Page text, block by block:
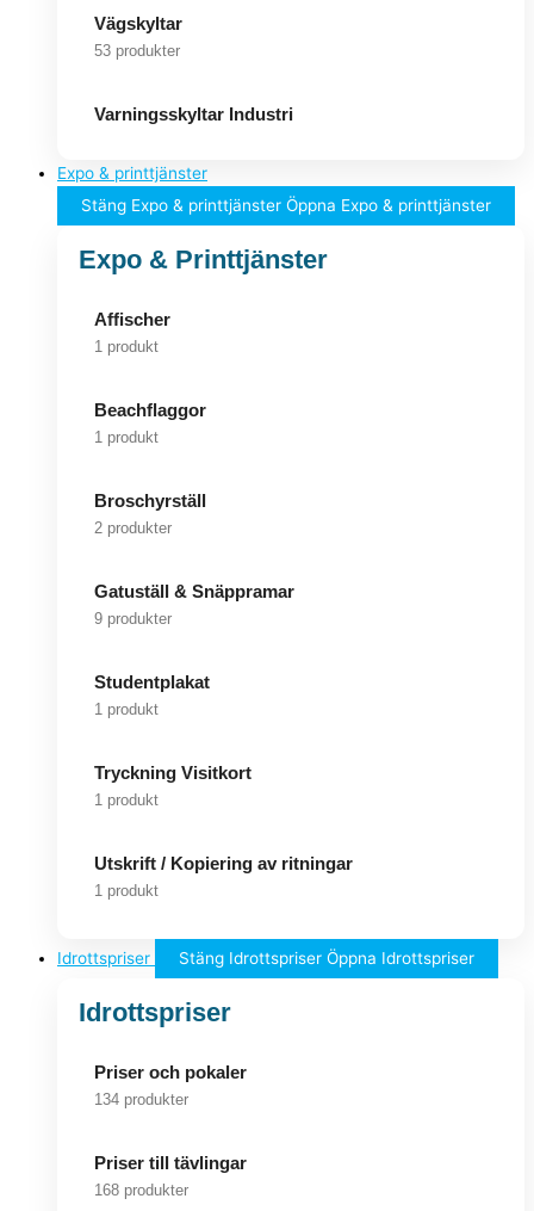
Vägskyltar
53 produkter
Varningsskyltar Industri
Expo & printtjänster
Stäng Expo & printtjänster Öppna Expo & printtjänster
Expo & Printtjänster
Affischer
1 produkt
Beachflaggor
1 produkt
Broschyrställ
2 produkter
Gatuställ & Snäppramar
9 produkter
Studentplakat
1 produkt
Tryckning Visitkort
1 produkt
Utskrift / Kopiering av ritningar
1 produkt
Idrottspriser Stäng Idrottspriser Öppna Idrottspriser
Idrottspriser
Priser och pokaler
134 produkter
Priser till tävlingar
168 produkter